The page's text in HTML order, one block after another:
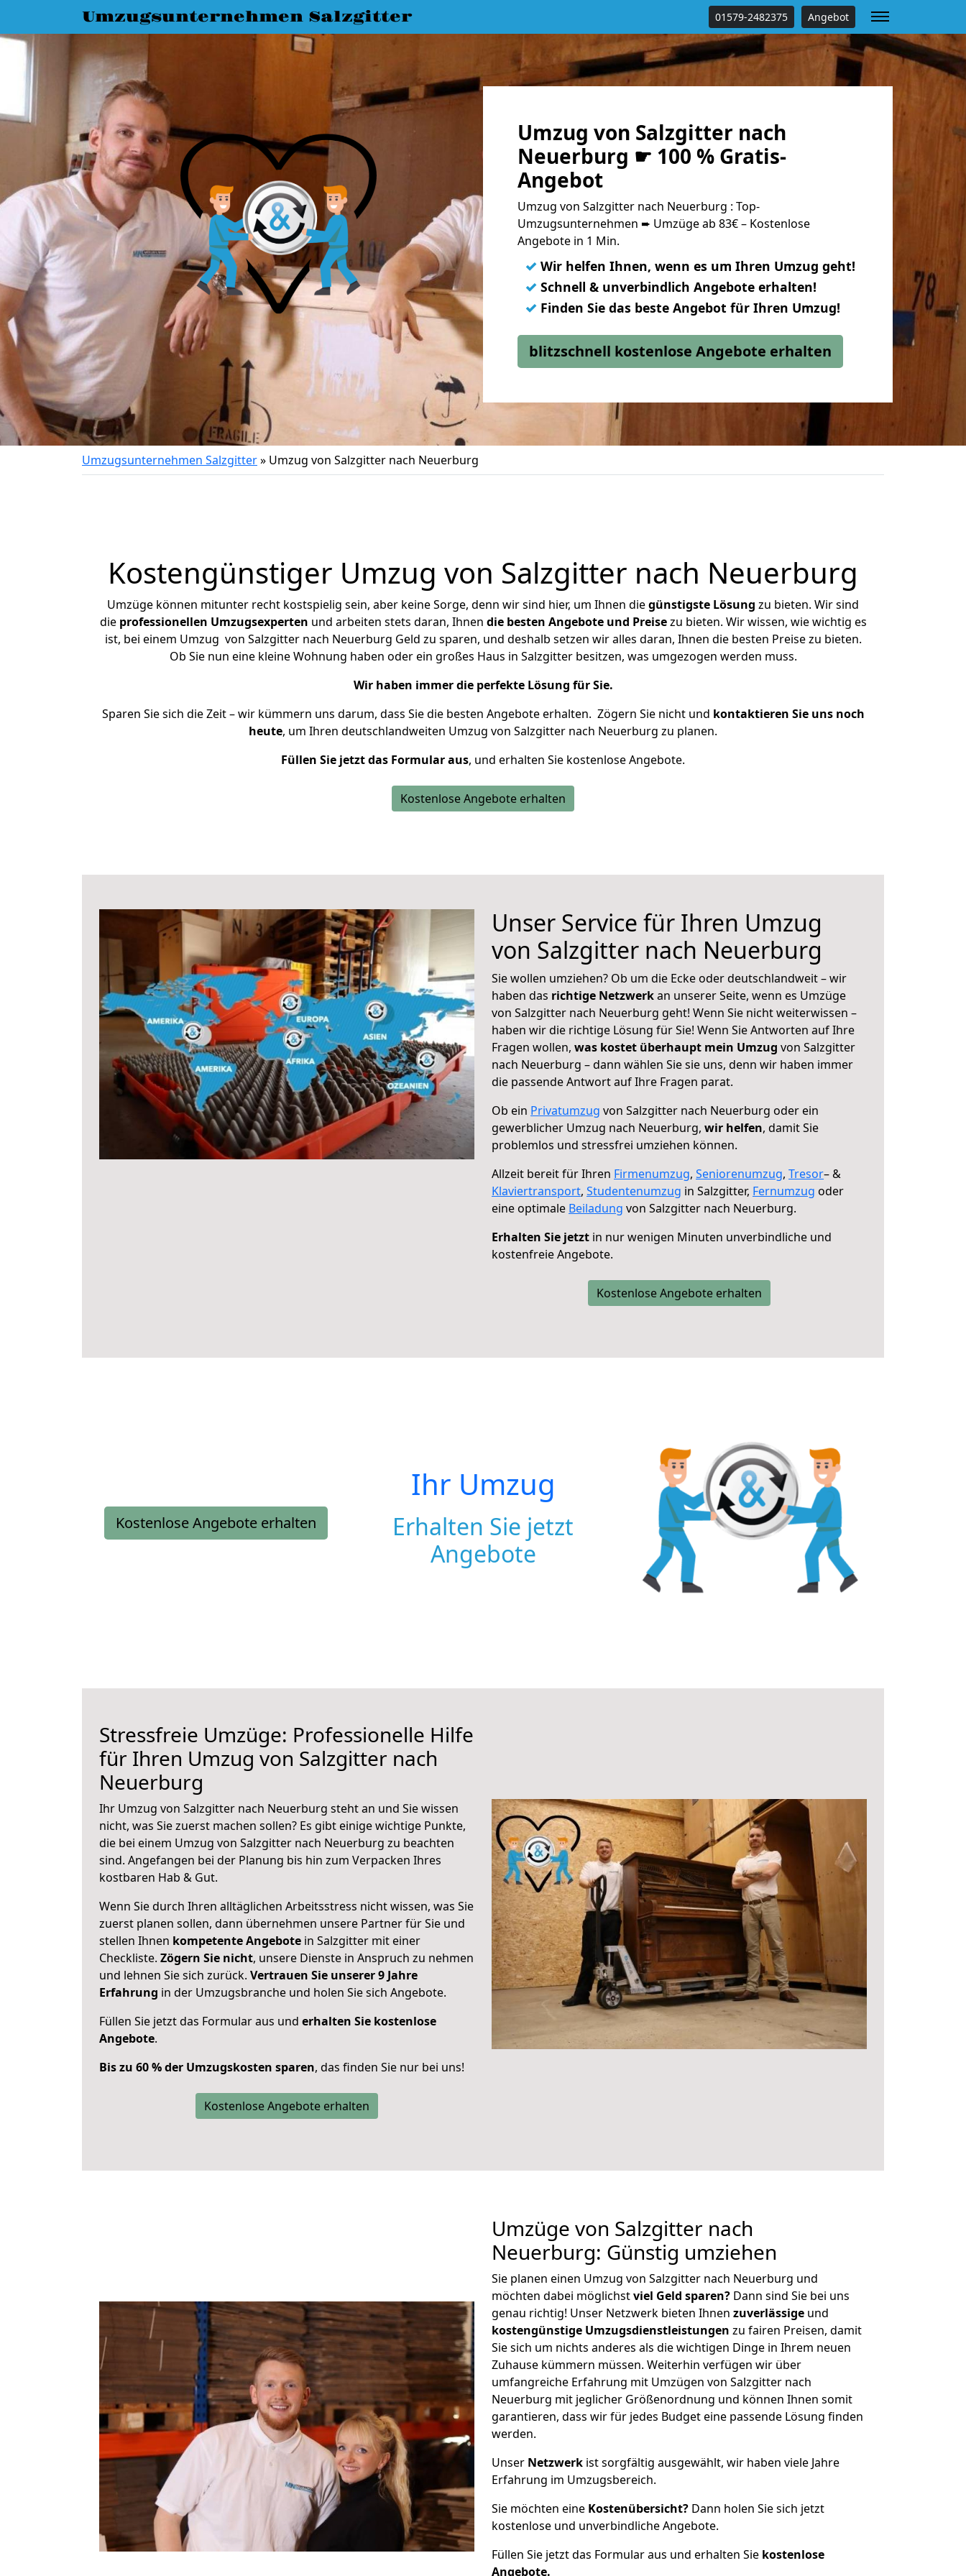
Umzugsunternehmen Salzgitter 01579-2482375 Angebot
Umzug von Salzgitter nach
Neuerburg ☛ 100 % Gratis-
Angebot
Umzug von Salzgitter nach Neuerburg : Top-
Umzugsunternehmen ➨ Umzüge ab 83€ – Kostenlose
Angebote in 1 Min.
✓ Wir helfen Ihnen, wenn es um Ihren Umzug geht!
✓ Schnell & unverbindlich Angebote erhalten!
✓ Finden Sie das beste Angebot für Ihren Umzug!
blitzschnell kostenlose Angebote erhalten
Umzugsunternehmen Salzgitter» Umzug von Salzgitter nach Neuerburg
Kostengünstiger Umzug von Salzgitter nach Neuerburg
Umzüge können mitunter recht kostspielig sein, aber keine Sorge, denn wir sind hier, um Ihnen diegünstigste Lösung zu bieten. Wir sind
die professionellen Umzugsexperten und arbeiten stets daran, Ihnen die besten Angebote und Preisezu bieten. Wir wissen, wie wichtig es
ist, bei einem Umzug von Salzgitter nach Neuerburg Geld zu sparen, und deshalb setzen wir alles daran, Ihnen die besten Preise zu bieten.
Ob Sie nun eine kleine Wohnung haben oder ein großes Haus in Salzgitter besitzen, was umgezogen werden muss.
Wir haben immer die perfekte Lösung für Sie.
Sparen Sie sich die Zeit – wir kümmern uns darum, dass Sie die besten Angebote erhalten. Zögern Sie nicht und kontaktieren Sie uns noch
heute, um Ihren deutschlandweiten Umzug von Salzgitter nach Neuerburg zu planen.
Füllen Sie jetzt das Formular aus, und erhalten Sie kostenlose Angebote.
Kostenlose Angebote erhalten
Unser Service für Ihren Umzug
von Salzgitter nach Neuerburg
Sie wollen umziehen? Ob um die Ecke oder deutschlandweit – wir
haben das richtige Netzwerkan unserer Seite, wenn es Umzüge
von Salzgitter nach Neuerburg geht! Wenn Sie nicht weiterwissen –
haben wir die richtige Lösung für Sie! Wenn Sie Antworten auf Ihre
Fragen wollen, was kostet überhaupt mein Umzug von Salzgitter
nach Neuerburg – dann wählen Sie sie uns, denn wir haben immer
die passende Antwort auf Ihre Fragen parat.
Ob ein Privatumzug von Salzgitter nach Neuerburg oder ein
gewerblicher Umzug nach Neuerburg, wir helfen, damit Sie
problemlos und stressfrei umziehen können.
Allzeit bereit für Ihren Firmenumzug, Seniorenumzug, Tresor– &
Klaviertransport, Studentenumzug in Salzgitter, Fernumzug oder
eine optimale Beiladung von Salzgitter nach Neuerburg.
Erhalten Sie jetzt in nur wenigen Minuten unverbindliche und
kostenfreie Angebote.
Kostenlose Angebote erhalten
Kostenlose Angebote erhalten
Ihr Umzug
Erhalten Sie jetzt
Angebote
Stressfreie Umzüge: Professionelle Hilfe
für Ihren Umzug von Salzgitter nach
Neuerburg
Ihr Umzug von Salzgitter nach Neuerburg steht an und Sie wissen
nicht, was Sie zuerst machen sollen? Es gibt einige wichtige Punkte,
die bei einem Umzug von Salzgitter nach Neuerburg zu beachten
sind. Angefangen bei der Planung bis hin zum Verpacken Ihres
kostbaren Hab & Gut.
Wenn Sie durch Ihren alltäglichen Arbeitsstress nicht wissen, was Sie
zuerst planen sollen, dann übernehmen unsere Partner für Sie und
stellen Ihnen kompetente Angebote in Salzgitter mit einer
Checkliste. Zögern Sie nicht, unsere Dienste in Anspruch zu nehmen
und lehnen Sie sich zurück. Vertrauen Sie unserer 9 Jahre
Erfahrung in der Umzugsbranche und holen Sie sich Angebote.
Füllen Sie jetzt das Formular aus und erhalten Sie kostenlose
Angebote.
Bis zu 60 % der Umzugskosten sparen, das finden Sie nur bei uns!
Kostenlose Angebote erhalten
Umzüge von Salzgitter nach
Neuerburg: Günstig umziehen
Sie planen einen Umzug von Salzgitter nach Neuerburg und
möchten dabei möglichstviel Geld sparen? Dann sind Sie bei uns
genau richtig! Unser Netzwerk bieten Ihnen zuverlässige und
kostengünstige Umzugsdienstleistungen zu fairen Preisen, damit
Sie sich um nichts anderes als die wichtigen Dinge in Ihrem neuen
Zuhause kümmern müssen. Weiterhin verfügen wir über
umfangreiche Erfahrung mit Umzügen von Salzgitter nach
Neuerburg mit jeglicher Größenordnung und können Ihnen somit
garantieren, dass wir für jedes Budget eine passende Lösung finden
werden.
Unser Netzwerk ist sorgfältig ausgewählt, wir haben viele Jahre
Erfahrung im Umzugsbereich.
Sie möchten eine Kostenübersicht? Dann holen Sie sich jetzt
kostenlose und unverbindliche Angebote.
Füllen Sie jetzt das Formular aus und erhalten Sie kostenlose
Angebote.